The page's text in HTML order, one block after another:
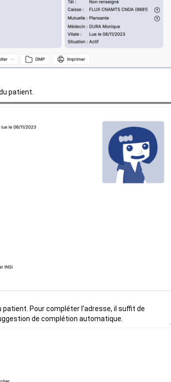
patient.
Pour compléter l’adresse, il suffit de
de complétion automatique.